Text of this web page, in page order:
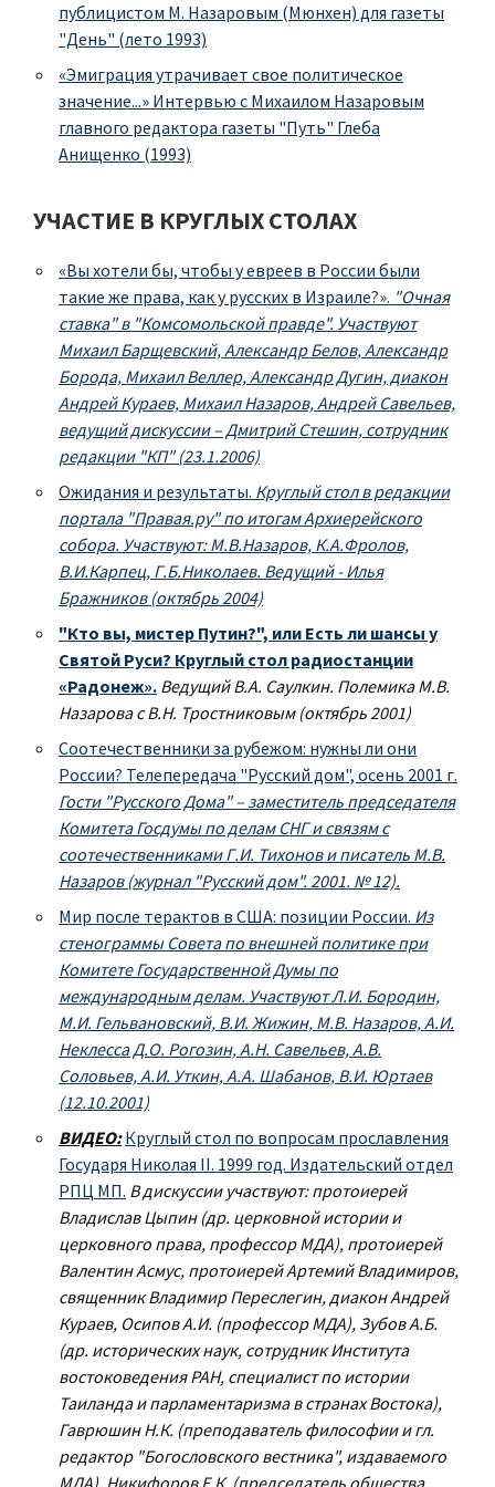
публицистом М. Назаровым (Мюнхен) для газеты
"День" (лето 1993)
«Эмиграция утрачивает свое политическое
значение...» Интервью с Михаилом Назаровым
главного редактора газеты "Путь" Глеба
Анищенко (1993)
УЧАСТИЕ В КРУГЛЫХ СТОЛАХ
«Вы хотели бы, чтобы у евреев в России были
такие же права, как у русских в Израиле?». "Очная
ставка" в "Комсомольской правде". Участвуют
Михаил Барщевский, Александр Белов, Александр
Борода, Михаил Веллер, Александр Дугин, диакон
Андрей Кураев, Михаил Назаров, Андрей Савельев,
ведущий дискуссии – Дмитрий Стешин, сотрудник
редакции "КП" (23.1.2006)
Ожидания и результаты. Круглый стол в редакции
портала "Правая.ру" по итогам Архиерейского
собора. Участвуют: М.В.Назаров, К.А.Фролов,
В.И.Карпец, Г.Б.Николаев. Ведущий - Илья
Бражников (октябрь 2004)
"Кто вы, мистер Путин?", или Есть ли шансы у
Святой Руси? Круглый стол радиостанции
«Радонеж». Ведущий В.А. Саулкин. Полемика М.В.
Назарова с В.Н. Тростниковым (октябрь 2001)
Соотечественники за рубежом: нужны ли они
России? Телепередача "Русский дом", осень 2001 г.
Гости "Русского Дома" – заместитель председателя
Комитета Госдумы по делам СНГ и связям с
соотечественниками Г.И. Тихонов и писатель М.В.
Назаров (журнал "Русский дом". 2001. № 12).
Мир после терактов в США: позиции России. Из
стенограммы Совета по внешней политике при
Комитете Государственной Думы по
международным делам. Участвуют Л.И. Бородин,
М.И. Гельвановский, В.И. Жижин, М.В. Назаров, А.И.
Неклесса Д.О. Рогозин, А.Н. Савельев, А.В.
Соловьев, А.И. Уткин, А.А. Шабанов, В.И. Юртаев
(12.10.2001)
ВИДЕО: Круглый стол по вопросам прославления
Государя Николая II. 1999 год. Издательский отдел
РПЦ МП. В дискуссии участвуют: протоиерей
Владислав Цыпин (др. церковной истории и
церковного права, профессор МДА), протоиерей
Валентин Асмус, протоиерей Артемий Владимиров,
священник Владимир Переслегин, диакон Андрей
Кураев, Осипов А.И. (профессор МДА), Зубов А.Б.
(др. исторических наук, сотрудник Института
востоковедения РАН, специалист по истории
Таиланда и парламентаризма в странах Востока),
Гаврюшин Н.К. (преподаватель философии и гл.
редактор "Богословского вестника", издаваемого
МДА), Никифоров Е.К. (председатель общества